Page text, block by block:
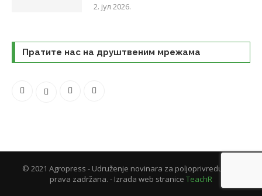
2. јул 2026.
Пратите нас на друштвеним мрежама
© 2021 Agropress - Udruženje novinara za poljoprivredu. Sva
prava zadržana. - Izrada web stranice TeachR